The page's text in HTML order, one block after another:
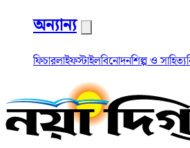
অন্যান্য
ফিচারলাইফস্টাইলবিনোদনশিল্প ও সাহিত্য